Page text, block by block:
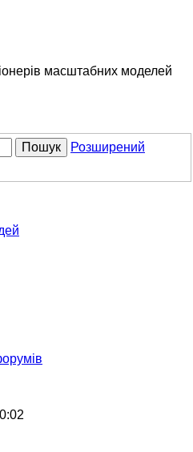
масштабних моделей
Пошук
Розширений